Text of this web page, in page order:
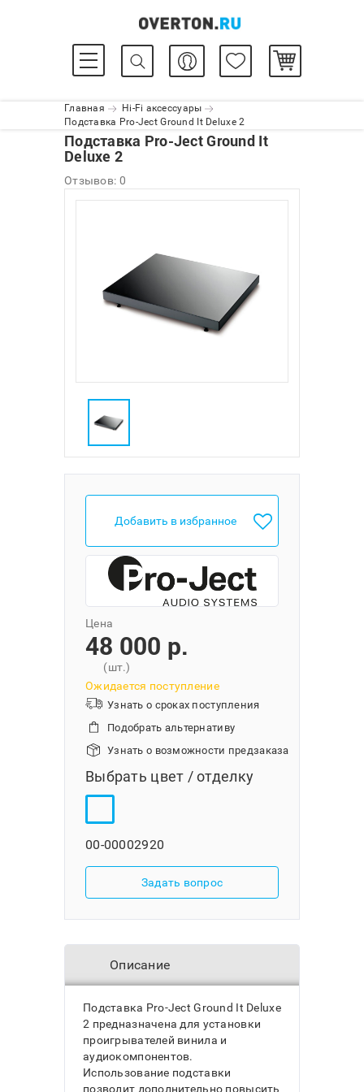
Главная
Hi-Fi аксессуары
Подставка Pro-Ject Ground It Deluxe 2
Подставка Pro-Ject Ground It
Deluxe 2
Отзывов: 0
Добавить в избранное
Цена
48 000 p.
(шт.)
Ожидается поступление
Узнать о сроках поступления
Подобрать альтернативу
Узнать о возможности предзаказа
Выбрать цвет / отделку
00-00002920
Задать вопрос
Описание
Подставка Pro-Ject Ground It Deluxe
2 предназначена для установки
проигрывателей винила и
аудиокомпонентов.
Использование подставки
позволит дополнительно повысить